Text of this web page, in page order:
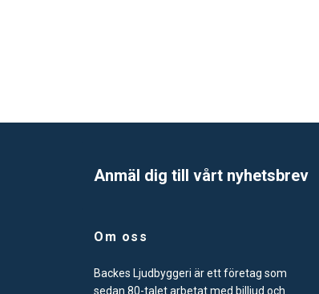
Anmäl dig till vårt nyhetsbrev
Om oss
Backes Ljudbyggeri är ett företag som
sedan 80-talet arbetat med billjud och